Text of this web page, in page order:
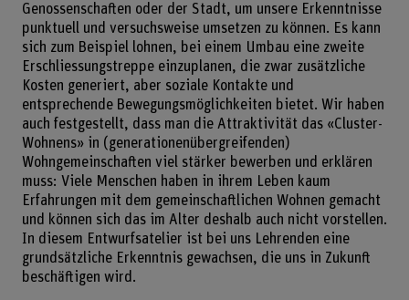
Genossenschaften oder der Stadt, um unsere Erkenntnisse
punktuell und versuchsweise umsetzen zu können. Es kann
sich zum Beispiel lohnen, bei einem Umbau eine zweite
Erschliessungstreppe einzuplanen, die zwar zusätzliche
Kosten generiert, aber soziale Kontakte und
entsprechende Bewegungsmöglichkeiten bietet. Wir haben
auch festgestellt, dass man die Attraktivität das «Cluster-
Wohnens» in (generationenübergreifenden)
Wohngemeinschaften viel stärker bewerben und erklären
muss: Viele Menschen haben in ihrem Leben kaum
Erfahrungen mit dem gemeinschaftlichen Wohnen gemacht
und können sich das im Alter deshalb auch nicht vorstellen.
In diesem Entwurfsatelier ist bei uns Lehrenden eine
grundsätzliche Erkenntnis gewachsen, die uns in Zukunft
beschäftigen wird.